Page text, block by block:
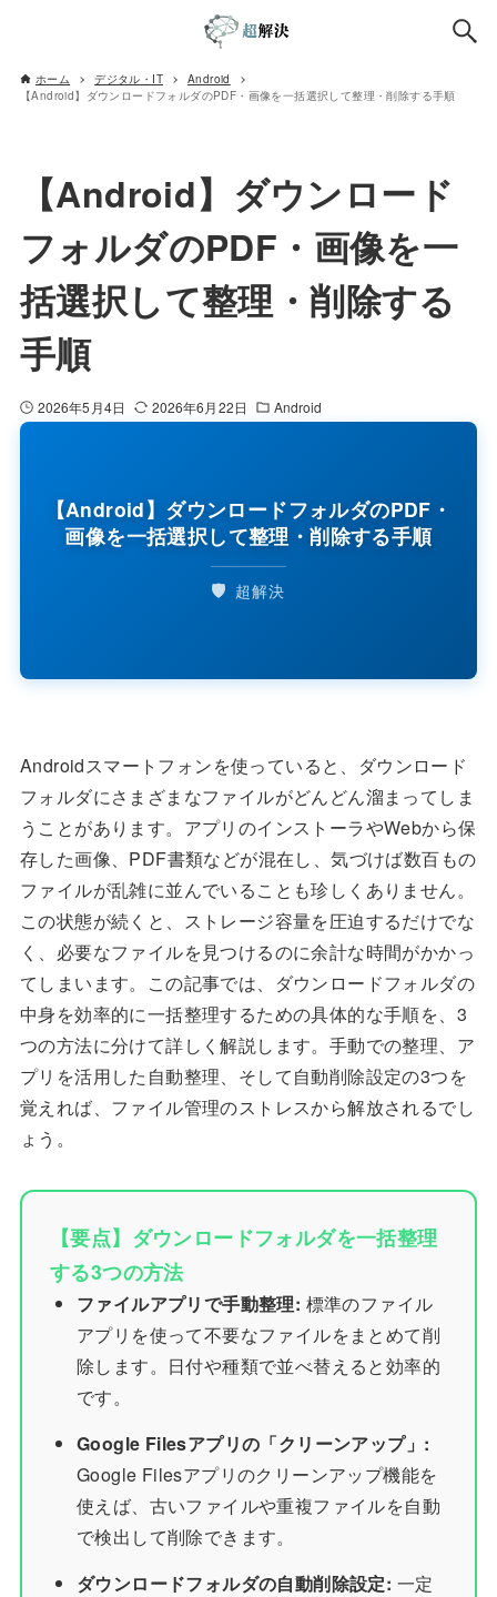
ホーム デジタル・IT
Android
【Android】ダウンロードフォルダのPDF・画像を一括選択して整理・削除する手順
【Android】ダウンロード
フォルダのPDF・画像を一
括選択して整理・削除する
手順
2026年5月4日 2026年6月22日 Android
【Android】ダウンロードフォルダのPDF・
画像を一括選択して整理・削除する手順
🛡️ 超解決
Androidスマートフォンを使っていると、ダウンロード
フォルダにさまざまなファイルがどんどん溜まってしま
うことがあります。アプリのインストーラやWebから保
存した画像、PDF書類などが混在し、気づけば数百もの
ファイルが乱雑に並んでいることも珍しくありません。
この状態が続くと、ストレージ容量を圧迫するだけでな
く、必要なファイルを見つけるのに余計な時間がかかっ
てしまいます。この記事では、ダウンロードフォルダの
中身を効率的に一括整理するための具体的な手順を、3
つの方法に分けて詳しく解説します。手動での整理、ア
プリを活用した自動整理、そして自動削除設定の3つを
覚えれば、ファイル管理のストレスから解放されるでし
ょう。
【要点】ダウンロードフォルダを一括整理
する3つの方法
ファイルアプリで手動整理: 標準のファイル
アプリを使って不要なファイルをまとめて削
除します。日付や種類で並べ替えると効率的
です。
Google Filesアプリの「クリーンアップ」:
Google Filesアプリのクリーンアップ機能を
使えば、古いファイルや重複ファイルを自動
で検出して削除できます。
ダウンロードフォルダの自動削除設定: 一定